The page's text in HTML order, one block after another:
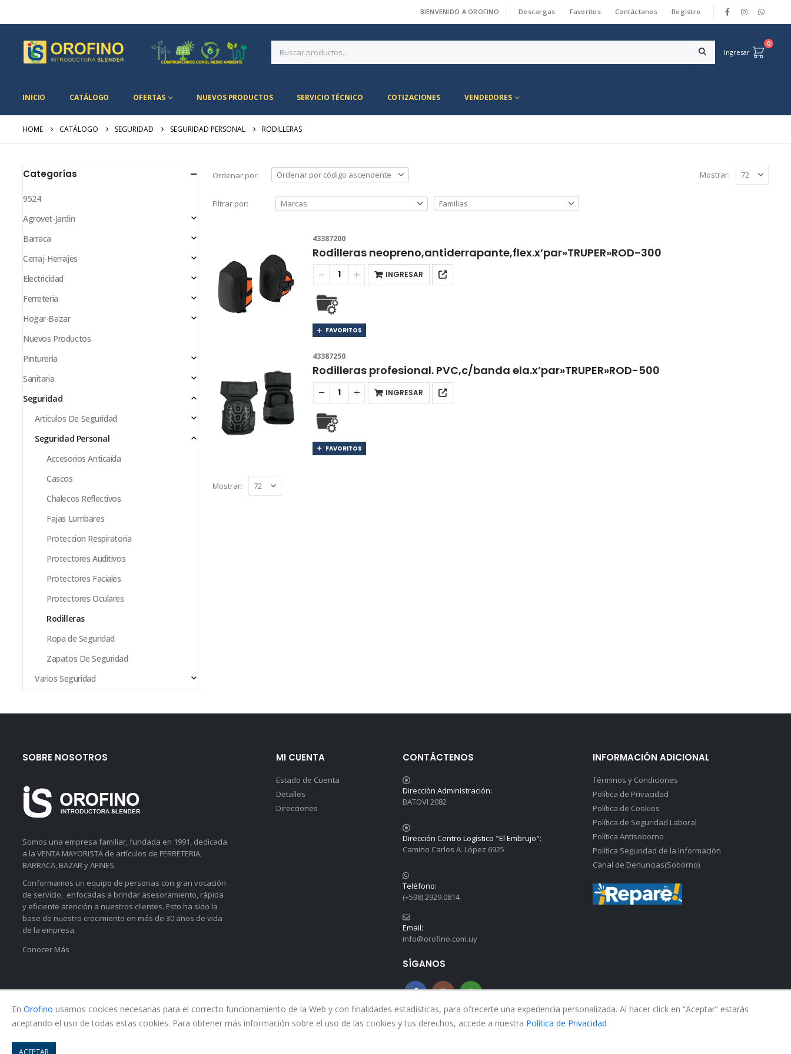
BIENVENIDO A OROFINO Descargas Favoritos Contáctanos Registro
Ingresar
0
INICIO CATÁLOGO OFERTAS NUEVOS PRODUCTOS SERVICIO TÉCNICO COTIZACIONES VENDEDORES
HOME CATÁLOGO SEGURIDAD SEGURIDAD PERSONAL RODILLERAS
Ordenar por: Mostrar:
Filtrar por:
43387200
Rodilleras neopreno,antiderrapante,flex.x’par»TRUPER»ROD-300
INGRESAR
FAVORITOS
43387250
Rodilleras profesional. PVC,c/banda ela.x’par»TRUPER»ROD-500
INGRESAR
FAVORITOS
Mostrar:
Categorías
9524
Agrovet-Jardin
Barraca
Cerraj-Herrajes
Electricidad
Ferreteria
Hogar-Bazar
Nuevos Productos
Pintureria
Sanitaria
Seguridad
Articulos De Seguridad
Seguridad Personal
Accesorios Anticaída
Cascos
Chalecos Reflectivos
Fajas Lumbares
Proteccion Respiratoria
Protectores Auditivos
Protectores Faciales
Protectores Oculares
Rodilleras
Ropa de Seguridad
Zapatos De Seguridad
Varios Seguridad
SOBRE NOSOTROS
Somos una empresa familiar, fundada en 1991, dedicada
a la VENTA MAYORISTA de artículos de FERRETERIA,
BARRACA, BAZAR y AFINES.
Conformamos un equipo de personas con gran vocación
de servicio, enfocadas a brindar asesoramiento, rápida
y eficiente atención a nuestros clientes. Esto ha sido la
base de nuestro crecimiento en más de 30 años de vida
de la empresa.
Conocer Más
MI CUENTA
Estado de Cuenta
Detalles
Direcciones
CONTÁCTENOS
Dirección Administración:
BATOVI 2082
Dirección Centro Logístico "El Embrujo":
Camino Carlos A. López 6925
Teléfono:
(+598) 2929.0814
Email:
info@orofino.com.uy
SÍGANOS
INFORMACIÓN ADICIONAL
Términos y Condiciones
Política de Privacidad
Política de Cookies
Política de Seguridad Laboral
Política Antisoborno
Política Seguridad de la Información
Canal de Denuncias(Soborno)
En Orofino usamos cookies necesarias para el correcto funcionamiento de la Web y con finalidades estadísticas, para ofrecerte una experiencia personalizada. Al hacer click en “Aceptar” estarás
aceptando el uso de todas estas cookies. Para obtener más información sobre el uso de las cookies y tus derechos, accede a nuestra Política de Privacidad
ACEPTAR